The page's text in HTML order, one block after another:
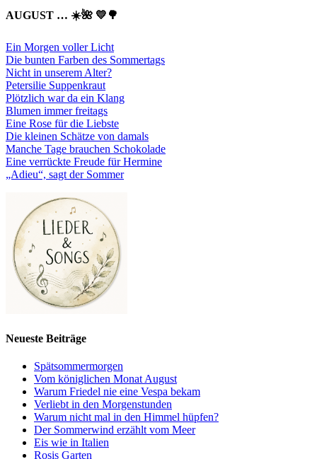
AUGUST … ☀️🌺 💛🌳
Ein Morgen voller Licht
Die bunten Farben des Sommertags
Nicht in unserem Alter?
Petersilie Suppenkraut
Plötzlich war da ein Klang
Blumen immer freitags
Eine Rose für die Liebste
Die kleinen Schätze von damals
Manche Tage brauchen Schokolade
Eine verrückte Freude für Hermine
„Adieu“, sagt der Sommer
Neueste Beiträge
Spätsommermorgen
Vom königlichen Monat August
Warum Friedel nie eine Vespa bekam
Verliebt in den Morgenstunden
Warum nicht mal in den Himmel hüpfen?
Der Sommerwind erzählt vom Meer
Eis wie in Italien
Rosis Garten